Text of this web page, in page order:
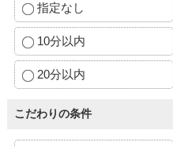
指定なし
10分以内
20分以内
こだわりの条件